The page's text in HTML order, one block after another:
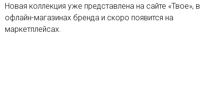
Новая коллекция уже представлена на сайте «Твое», в
офлайн-магазинах бренда и скоро появится на
маркетплейсах.